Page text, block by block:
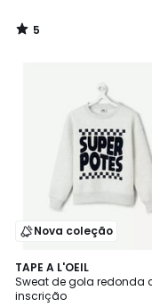
5
/
Nova coleção
TAPE A L'OEIL
Sweat de gola redonda
inscrição